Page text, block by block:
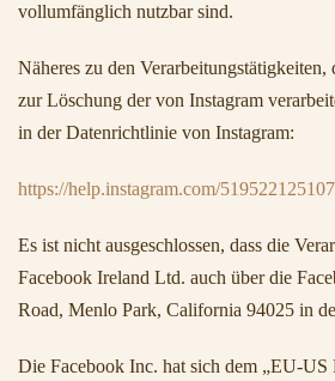
vollumfänglich nutzbar sind.
Näheres zu den
zur Löschung der von Instagram
in der Datenrichtlinie von Instagram:
https://help.instagram.com/
Es ist nicht ausgeschlossen, dass die
Facebook Ireland Ltd. auch über die
Road, Menlo Park, California 94025 in
Die Facebook Inc. hat sich dem „EU-US